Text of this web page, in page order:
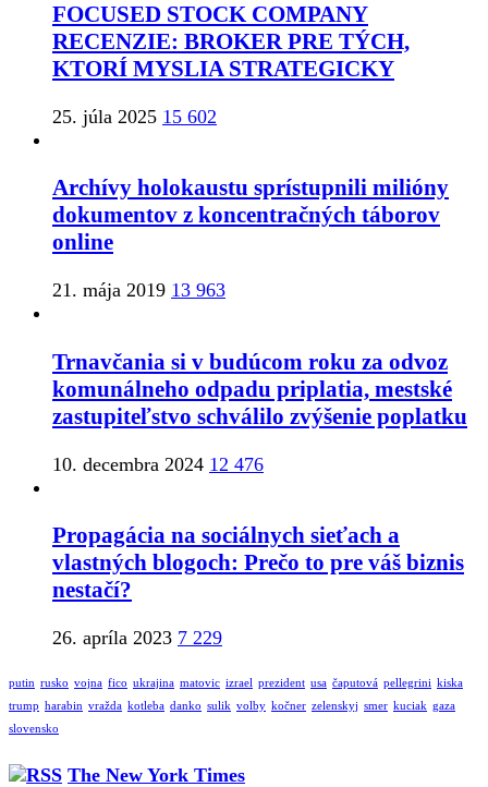
FOCUSED STOCK COMPANY
RECENZIE: BROKER PRE TÝCH,
KTORÍ MYSLIA STRATEGICKY
25. júla 2025 15 602
Archívy holokaustu sprístupnili milióny
dokumentov z koncentračných táborov
online
21. mája 2019 13 963
Trnavčania si v budúcom roku za odvoz
komunálneho odpadu priplatia, mestské
zastupiteľstvo schválilo zvýšenie poplatku
10. decembra 2024 12 476
Propagácia na sociálnych sieťach a
vlastných blogoch: Prečo to pre váš biznis
nestačí?
26. apríla 2023 7 229
putin rusko vojna fico ukrajina matovic izrael prezident usa čaputová pellegrini kiska
trump harabin vražda kotleba danko sulik volby kočner zelenskyj smer kuciak gaza
slovensko
The New York Times